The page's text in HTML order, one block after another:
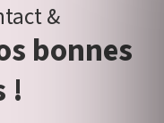
&
bonnes
!